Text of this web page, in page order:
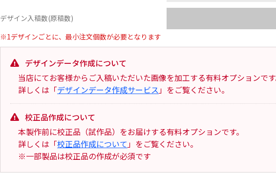
デザイン入稿数(原稿数)
※1デザインごとに、最小注文個数が必要となります
デザインデータ作成について
当店にてお客様からご入稿いただいた画像を加工する有料オプションで
詳しくは「デザインデータ作成サービス 」をご覧ください。
校正品作成について
本製作前に校正品（試作品）をお届けする有料オプションです。
詳しくは「校正品作成について 」をご覧ください。
※一部製品は校正品の作成が必須です